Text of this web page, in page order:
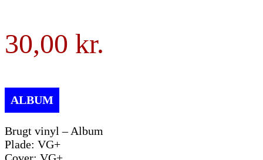
30,00
Brugt vinyl – Album
Plade: VG+